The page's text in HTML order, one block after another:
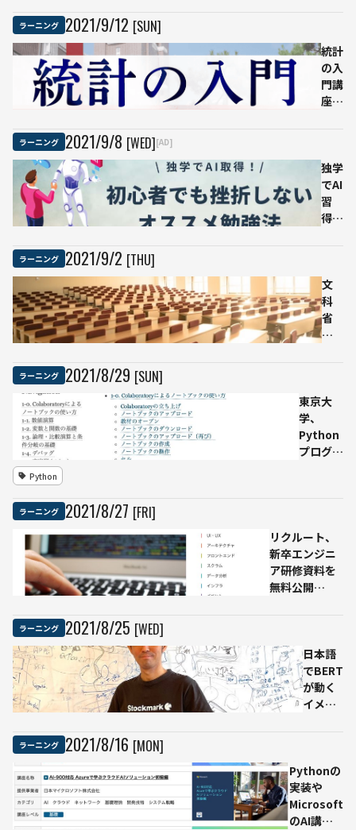
学ス
トラ
テジ
ス
21
日か
ら開
始
ジネ
ス活
用も
問わ
ラーニング 2021/9/12 [SUN]
統計
の入
門講
座が
メソ
ッド
でデ
ータ
連教
員が
担当
ラーニング 2021/9/8 [WED][AD]
独学
でAI
習
得！
折し
ない
オス
スメ
学習
キカ
ガク
ラーニング 2021/9/2 [THU]
文
科
省
が
教
プ
ロ
認
定
年
間
が
初
級
レ
AI・
ー
タ
ラーニング 2021/8/29 [SUN]
東京大
学、
Python
プログラ
Jupyter
など幅広
い
Python
ラーニング 2021/8/27 [FRI]
リクルート、
新卒エンジニ
ア研修資料を
無料公開
ラーニング 2021/8/25 [WED]
日本語
でBERT
が動く
イメー
『BERT
による
自然言
語処理
ラーニング 2021/8/16 [MON]
Pythonの
実装や
Microsoft
のAI講座